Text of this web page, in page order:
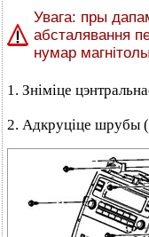
Увага: пры
абсталявання
нумар
1. Зніміце
2. Адкруціце шрубы